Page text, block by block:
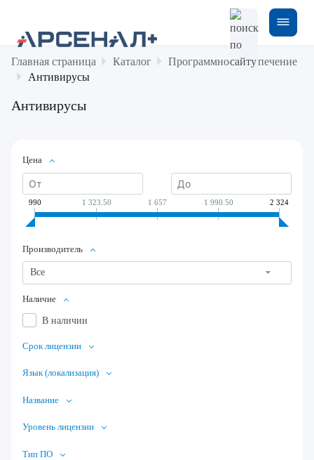
Главная страница Каталог
Программное обеспечение
Антивирусы
Антивирусы
Цена
990 1 323.50 1 657 1 990.50 2 324
Производитель
Все
Наличие
В наличии
Срок лицензии
Язык (локализация)
Название
Уровень лицензии
Тип ПО